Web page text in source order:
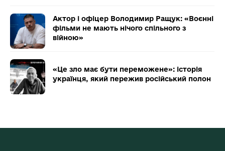
Актор і офіцер Володимир Ращук: «Воєнні
фільми не мають нічого спільного з
війною»
«Це зло має бути переможене»: історія
українця, який пережив російський полон